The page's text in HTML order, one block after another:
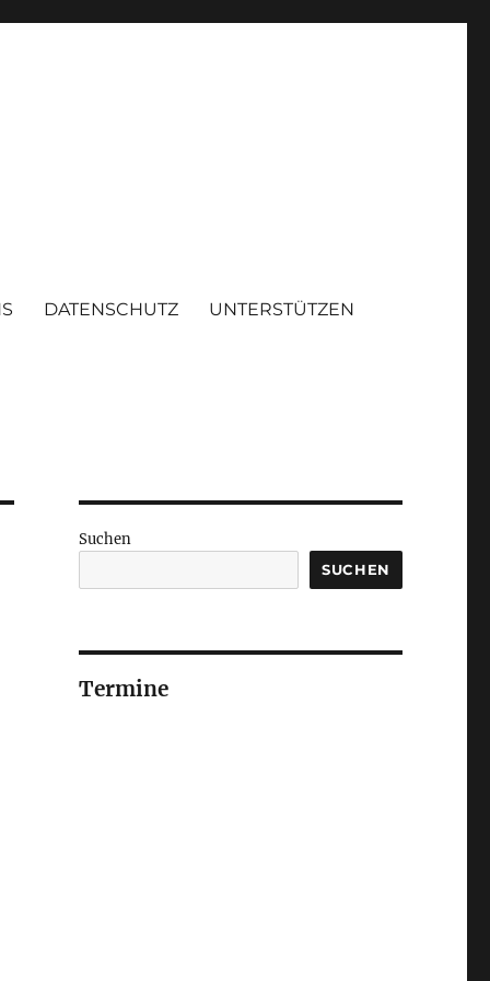
DATENSCHUTZ UNTERSTÜTZEN
Suchen
SUCHEN
Termine